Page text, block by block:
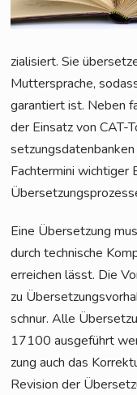
zia­li­siert. Sie
Mut­ter­spra­che,
garan­tiert ist. Neben
der Ein­satz von CAT-
Fach­ter­mi­ni wich­ti­ger
Eine Über­set­zung
durch tech­ni­sche
errei­chen lässt. Die
zu
schnur. Alle
17100 aus­ge­führt
zung auch das
Revi­si­on der